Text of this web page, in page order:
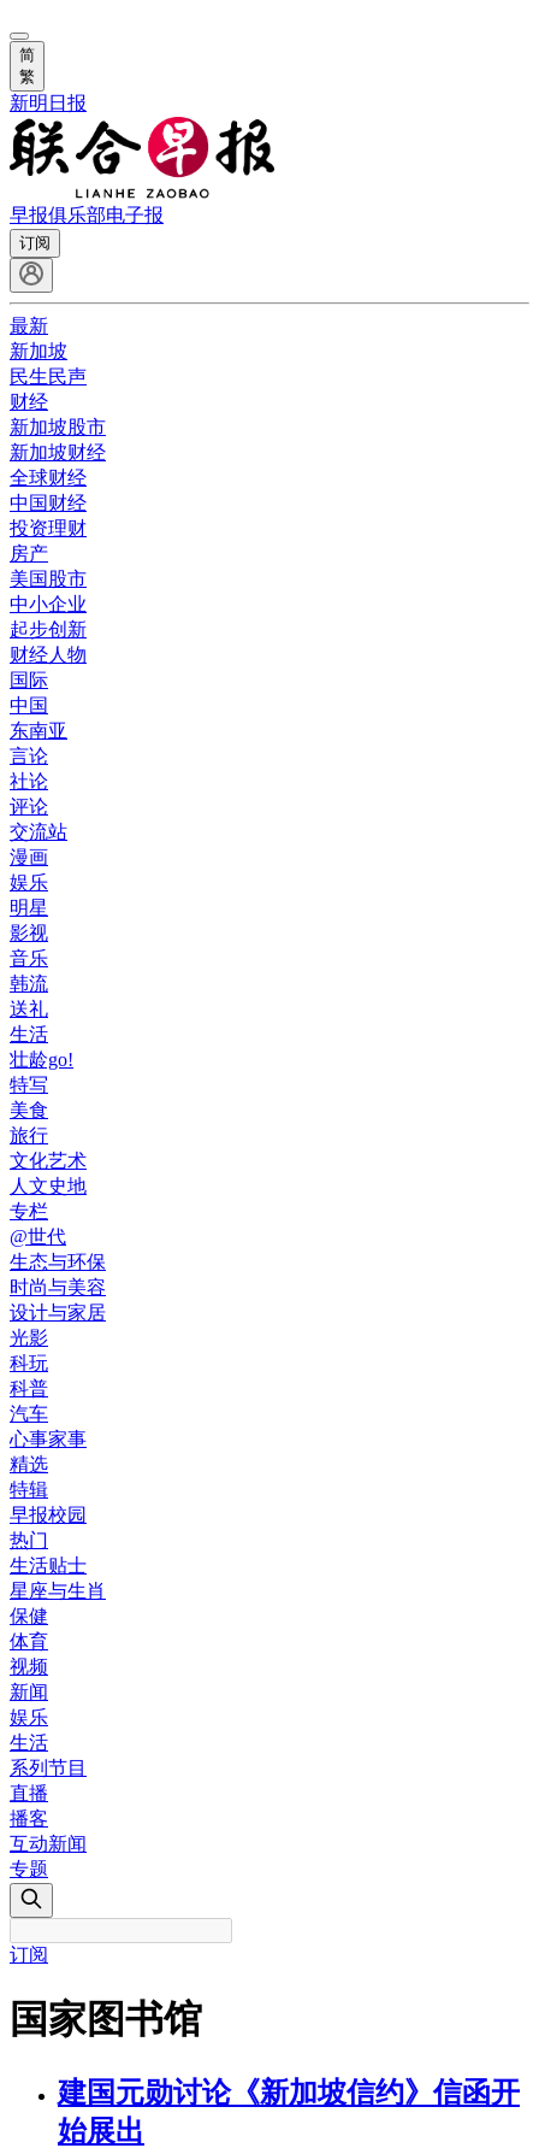
简
繁
新明日报
早报俱乐部电子报
订阅
最新
新加坡
民生民声
财经
新加坡股市
新加坡财经
全球财经
中国财经
投资理财
房产
美国股市
中小企业
起步创新
财经人物
国际
中国
东南亚
言论
社论
评论
交流站
漫画
娱乐
明星
影视
音乐
韩流
送礼
生活
壮龄go!
特写
美食
旅行
文化艺术
人文史地
专栏
@世代
生态与环保
时尚与美容
设计与家居
光影
科玩
科普
汽车
心事家事
精选
特辑
早报校园
热门
生活贴士
星座与生肖
保健
体育
视频
新闻
娱乐
生活
系列节目
直播
播客
互动新闻
专题
订阅
国家图书馆
建国元勋讨论《新加坡信约》信函开
始展出